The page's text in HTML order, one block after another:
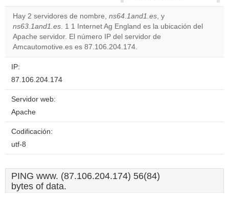
correctly.
Do you
own this
Hay 2 servidores de nombre, ns64.1and1.es, y
ns63.1and1.es. 1 1 Internet Ag England es la ubicación del
Apache servidor. El número IP del servidor de
Amcautomotive.es es 87.106.204.174.
IP:
87.106.204.174
Servidor web:
Apache
Codificación:
utf-8
PING www. (87.106.204.174) 56(84)
bytes of data.